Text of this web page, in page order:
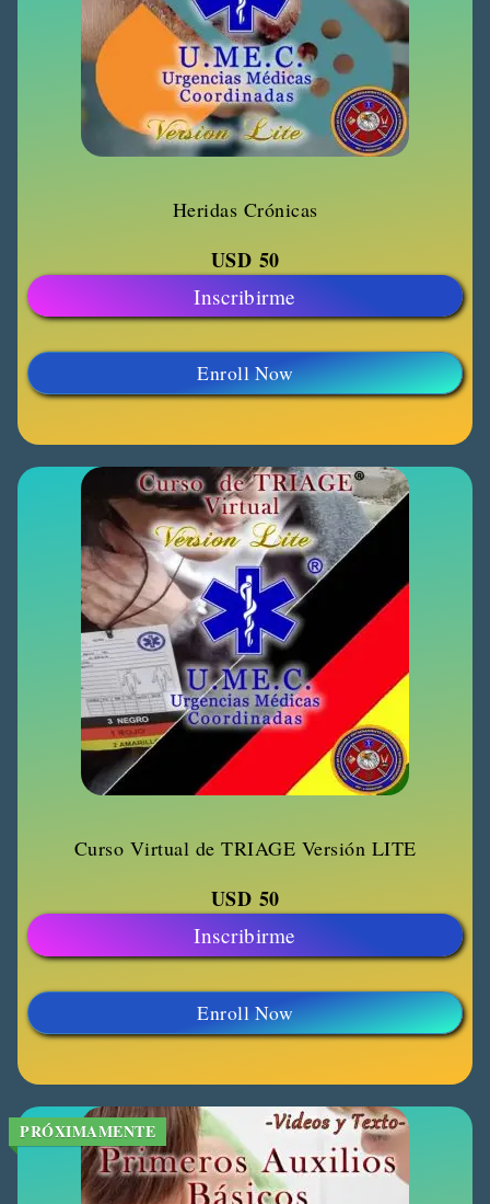
Heridas Crónicas
USD 50
Inscribirme
Enroll Now
Curso Virtual de TRIAGE Versión LITE
USD 50
Inscribirme
Enroll Now
PRÓXIMAMENTE